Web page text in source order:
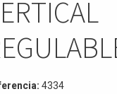
4334